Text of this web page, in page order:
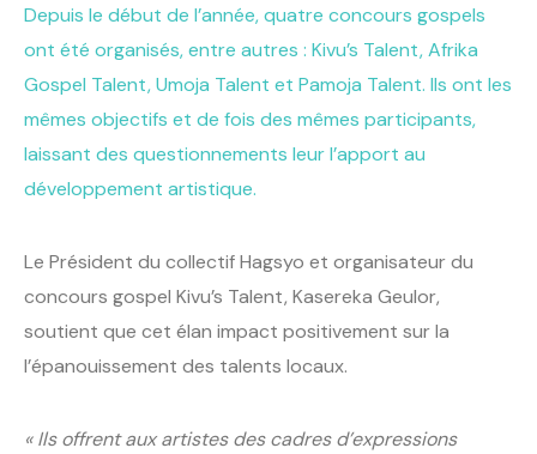
Depuis le début de l’année, quatre concours gospels
ont été organisés, entre autres : Kivu’s Talent, Afrika
Gospel Talent, Umoja Talent et Pamoja Talent. Ils ont les
mêmes objectifs et de fois des mêmes participants,
laissant des questionnements leur l’apport au
développement artistique.
Le Président du collectif Hagsyo et organisateur du
concours gospel Kivu’s Talent, Kasereka Geulor,
soutient que cet élan impact positivement sur la
l’épanouissement des talents locaux.
« Ils offrent aux artistes des cadres d’expressions